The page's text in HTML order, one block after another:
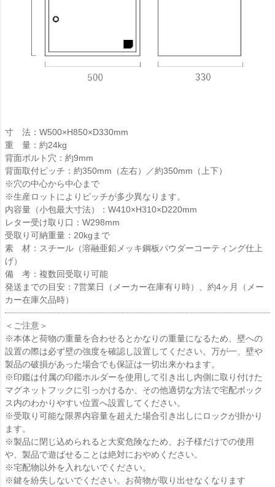
寸 法：W500×H850×D330mm
重 量：約24kg
背面ボルト穴：約9mm
背面取付ピッチ：約350mm（左右）／約350mm（上下）
※穴の中心から中心まで
※生産ロットによりピッチが多少異なります。
内容量（小包最大寸法）：W410×H310×D220mm
レター受け取り口：W298mm
受取り可納重量：20kgまで
素 材：スチール（溶融亜鉛メッキ鋼板パウダーコーティング仕上
げ）
備 考：複数回受取り可能
発送までの目安：7営業日（メーカー在庫有り時）、約4ヶ月（メー
カー在庫欠品時）
＜ご注意＞
※本体と荷物の重量を合わせるとかなりの重量になるため、壁への
設置の際は必ず壁の強度を確認し設置してください。万が一、壁や
製品の破損があった場合でも保証は一切出来かねます。
※印鑑は付属の印鑑ホルダーを使用して引き出し内側に取り付けた
マグネットフックに引っかけるか、その他適切な方法で宅配ボック
ス内のわかりやすい位置へ設置してください。
※受取り可能な限界内容量を超えた場合引き出しにロックが掛かり
ます。
※製品に閉じ込められると大変危険なため、お子様だけでの使用
や、製品で遊ばせることは絶対におやめください。
※宅配物以外を入れないでください。
※鍵を紛失しないでください。お荷物が取り出せなくなります